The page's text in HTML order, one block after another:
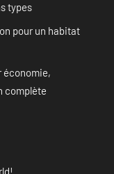
types
pour un habitat
économie,
complète